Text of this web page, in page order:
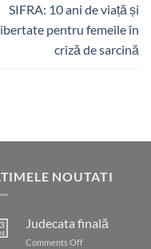
SIFRA: 10 ani de viață și
pentru femeile în
criză de sarcină
NOUTATI
Judecata finală
Comments Offon